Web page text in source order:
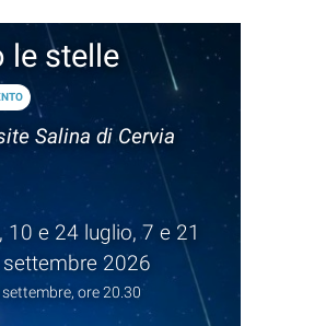
le stelle
Salina di Cervia
10 e 24 luglio, 7 e 21
2026
ore 20.30